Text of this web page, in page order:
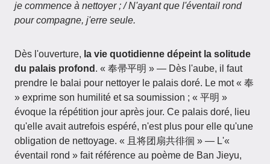
je commence à nettoyer ; / N'ayant que l'éventail rond
pour compagne, j'erre seule.
Dès l'ouverture, la vie quotidienne dépeint la solitude
du palais profond . « 奉帚平明 » — Dès l'aube, il faut
prendre le balai pour nettoyer le palais doré. Le mot « 奉
» exprime son humilité et sa soumission ; « 平明 »
évoque la répétition jour après jour. Ce palais doré, lieu
qu'elle avait autrefois espéré, n'est plus pour elle qu'une
obligation de nettoyage. « 且将团扇共徘徊 » — L'«
éventail rond » fait référence au poème de Ban Jieyu,